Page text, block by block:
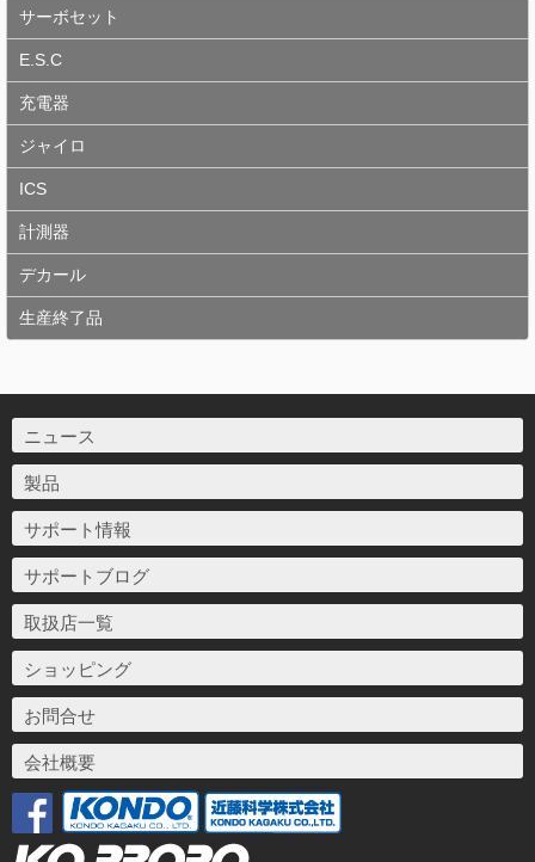
サーボセット
E.S.C
充電器
ジャイロ
ICS
計測器
デカール
生産終了品
ニュース
製品
サポート情報
サポートブログ
取扱店一覧
ショッピング
お問合せ
会社概要